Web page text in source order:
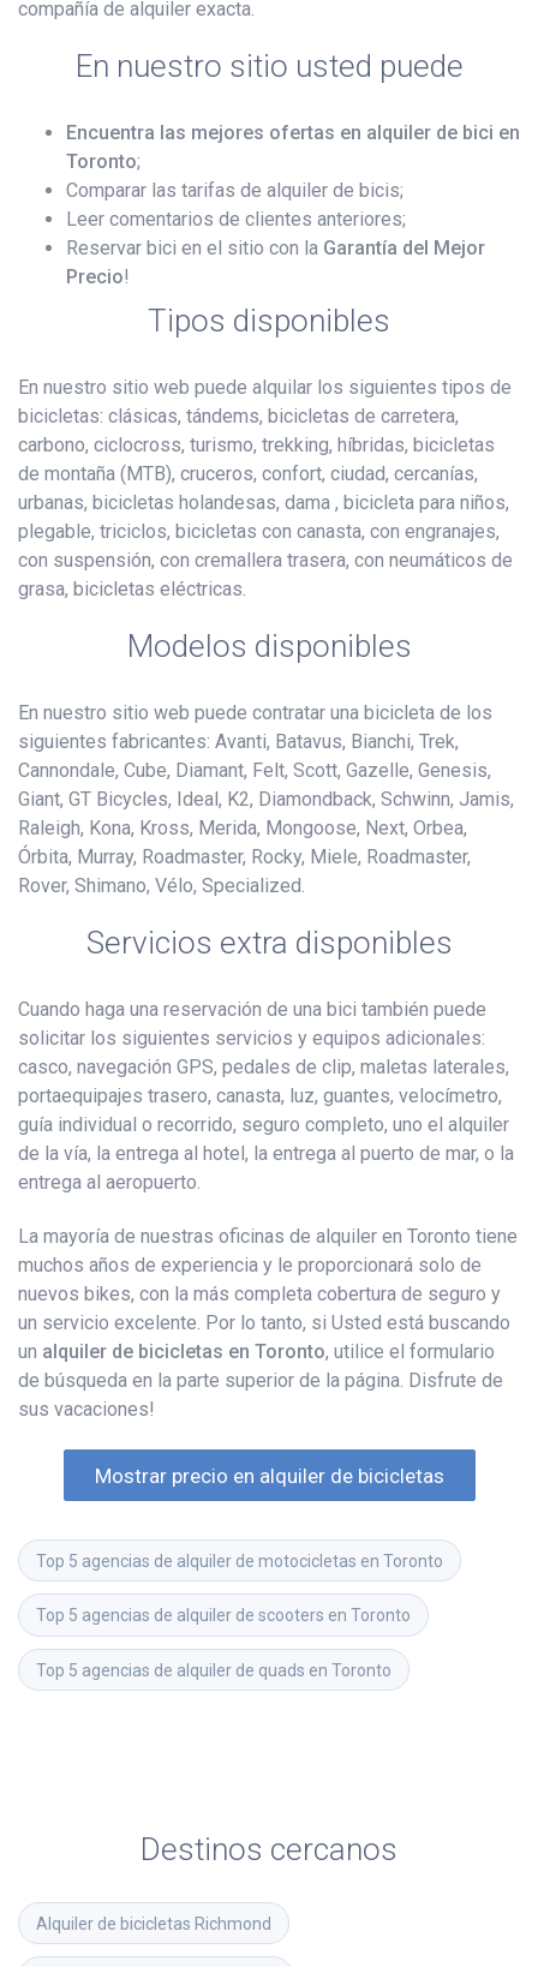
compañía de alquiler exacta.
En nuestro sitio usted puede
Encuentra las mejores ofertas en alquiler de bici en
Toronto;
Comparar las tarifas de alquiler de bicis;
Leer comentarios de clientes anteriores;
Reservar bici en el sitio con la Garantía del Mejor
Precio!
Tipos disponibles
En nuestro sitio web puede alquilar los siguientes tipos de
bicicletas: clásicas, tándems, bicicletas de carretera,
carbono, ciclocross, turismo, trekking, híbridas, bicicletas
de montaña (MTB), cruceros, confort, ciudad, cercanías,
urbanas, bicicletas holandesas, dama , bicicleta para niños,
plegable, triciclos, bicicletas con canasta, con engranajes,
con suspensión, con cremallera trasera, con neumáticos de
grasa, bicicletas eléctricas.
Modelos disponibles
En nuestro sitio web puede contratar una bicicleta de los
siguientes fabricantes: Avanti, Batavus, Bianchi, Trek,
Cannondale, Cube, Diamant, Felt, Scott, Gazelle, Genesis,
Giant, GT Bicycles, Ideal, K2, Diamondback, Schwinn, Jamis,
Raleigh, Kona, Kross, Merida, Mongoose, Next, Orbea,
Órbita, Murray, Roadmaster, Rocky, Miele, Roadmaster,
Rover, Shimano, Vélo, Specialized.
Servicios extra disponibles
Cuando haga una reservación de una bici también puede
solicitar los siguientes servicios y equipos adicionales:
casco, navegación GPS, pedales de clip, maletas laterales,
portaequipajes trasero, canasta, luz, guantes, velocímetro,
guía individual o recorrido, seguro completo, uno el alquiler
de la vía, la entrega al hotel, la entrega al puerto de mar, o la
entrega al aeropuerto.
La mayoría de nuestras oficinas de alquiler en Toronto tiene
muchos años de experiencia y le proporcionará solo de
nuevos bikes, con la más completa cobertura de seguro y
un servicio excelente. Por lo tanto, si Usted está buscando
un alquiler de bicicletas en Toronto, utilice el formulario
de búsqueda en la parte superior de la página. Disfrute de
sus vacaciones!
Mostrar precio en alquiler de bicicletas
Top 5 agencias de alquiler de motocicletas en Toronto
Top 5 agencias de alquiler de scooters en Toronto
Top 5 agencias de alquiler de quads en Toronto
Destinos cercanos
Alquiler de bicicletas Richmond